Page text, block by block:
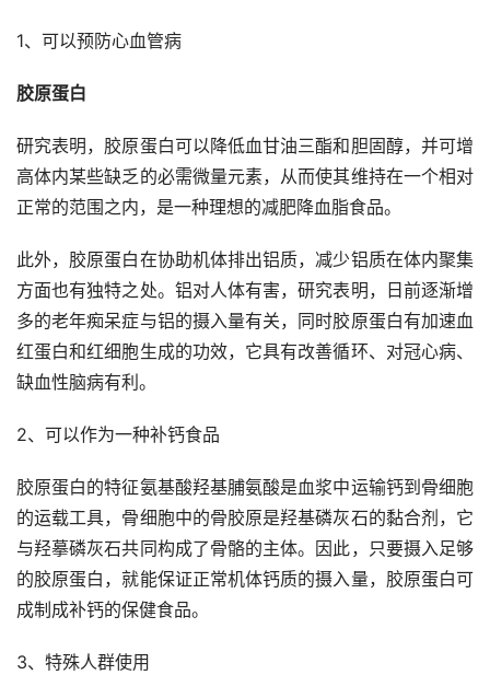
1、可以预防心血管病
胶原蛋白
研究表明，胶原蛋白可以降低血甘油三酯和胆固醇，并可增
高体内某些缺乏的必需微量元素，从而使其维持在一个相对
正常的范围之内，是一种理想的减肥降血脂食品。
此外，胶原蛋白在协助机体排出铝质，减少铝质在体内聚集
方面也有独特之处。铝对人体有害，研究表明，日前逐渐增
多的老年痴呆症与铝的摄入量有关，同时胶原蛋白有加速血
红蛋白和红细胞生成的功效，它具有改善循环、对冠心病、
缺血性脑病有利。
2、可以作为一种补钙食品
胶原蛋白的特征氨基酸羟基脯氨酸是血浆中运输钙到骨细胞
的运载工具，骨细胞中的骨胶原是羟基磷灰石的黏合剂，它
与羟摹磷灰石共同构成了骨骼的主体。因此，只要摄入足够
的胶原蛋白，就能保证正常机体钙质的摄入量，胶原蛋白可
成制成补钙的保健食品。
3、特殊人群使用